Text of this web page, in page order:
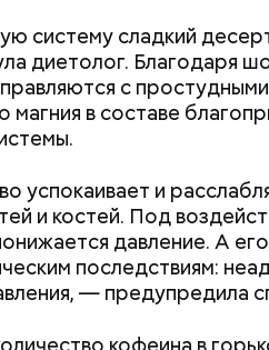
систему сладкий
диетолог. Благодаря
с
магния в составе
успокаивает и
и костей. Под
давление. А
последствиям:
— предупредила